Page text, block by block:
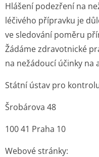
Hlášení podezření na
léčivého přípravku je
ve sledování poměru
Žádáme zdravotnické
na nežádoucí účinky na
Státní ústav pro
Šrobárova 48
100 41 Praha 10
Webové stránky: